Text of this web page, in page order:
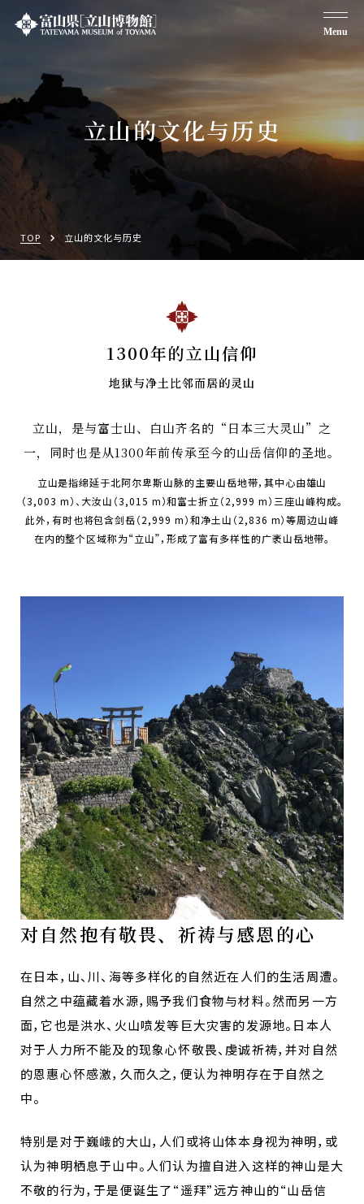
Menu
立山的文化与历史
TOP 立山的文化与历史
1300年的立山信仰
地狱与净土比邻而居的灵山
立山，是与富士山、白山齐名的“日本三大灵山”之
一， 同时也是从1300年前传承至今的山岳信仰的圣地。
立山是指绵延于北阿尔卑斯山脉的主要山岳地带，其中心由雄山
（3,003 m）、大汝山（3,015 m）和富士折立（2,999 m）三座山峰构成。
此外，有时也将包含剑岳（2,999 m）和净土山（2,836 m）等周边山峰
在内的整个区域称为“立山”，形成了富有多样性的广袤山岳地带。
对自然抱有敬畏、祈祷与感恩的心
在日本，山、川、海等多样化的自然近在人们的生活周遭。
自然之中蕴藏着水源，赐予我们食物与材料。然而另一方
面，它也是洪水、火山喷发等巨大灾害的发源地。日本人
对于人力所不能及的现象心怀敬畏、虔诚祈祷，并对自然
的恩惠心怀感激，久而久之，便认为神明存在于自然之
中。
特别是对于巍峨的大山，人们或将山体本身视为神明，或
认为神明栖息于山中。人们认为擅自进入这样的神山是大
不敬的行为，于是便诞生了“遥拜”远方神山的“山岳信